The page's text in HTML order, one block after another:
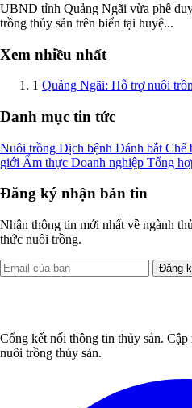
UBND tỉnh Quảng Ngãi vừa phê
trồng thủy sản trên biển tại huyệ...
Xem nhiều nhất
1 Quảng Ngãi: Hỗ trợ nuôi
Danh mục tin tức
Nuôi trồng Dịch bệnh Đánh bắt Chế
giới Ẩm thực Doanh nghiệp Tổng
Đăng ký nhận bản tin
Nhận thông tin mới nhất về ngành
thức nuôi trồng.
Đăng
Cổng kết nối thông tin thủy sản.
nuôi trồng thủy sản.